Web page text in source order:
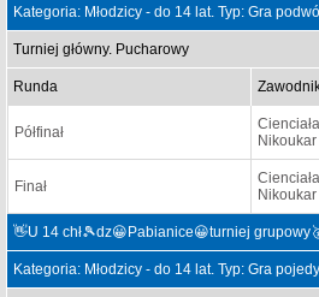
Kategoria: Młodzicy - do 14 lat. Typ: Gra
Turniej główny. Pucharowy
Runda
Półfinał
Finał
👋U 14 chł🎾dz😀Pabianice😀turniej
Kategoria: Młodzicy - do 14 lat. Typ: Gra